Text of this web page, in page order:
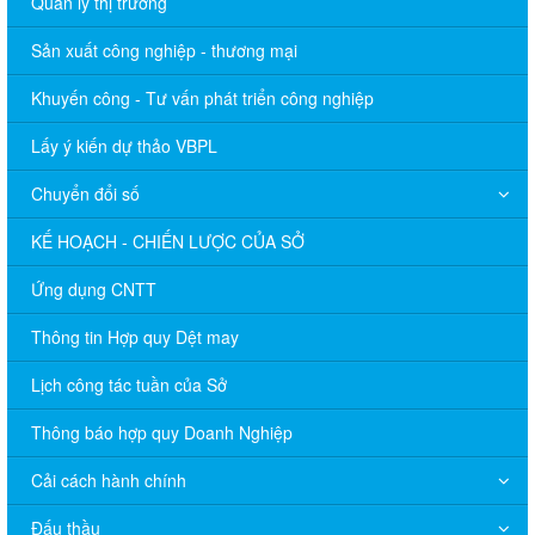
Sản xuất công nghiệp - thương mại
Khuyến công - Tư vấn phát triển công nghiệp
Lấy ý kiến dự thảo VBPL
Chuyển đổi số
KẾ HOẠCH - CHIẾN LƯỢC CỦA SỞ
Ứng dụng CNTT
Thông tin Hợp quy Dệt may
Lịch công tác tuần của Sở
Thông báo hợp quy Doanh Nghiệp
Cải cách hành chính
Đấu thầu